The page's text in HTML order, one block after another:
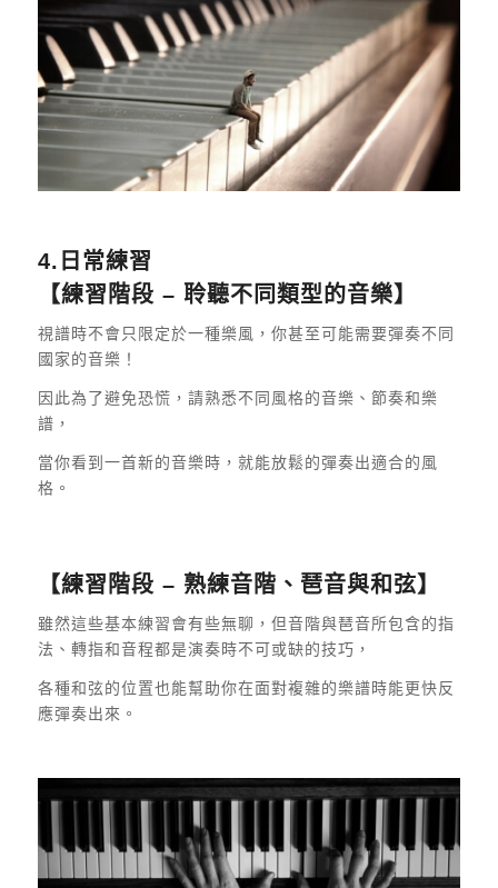
4.日常練習
【練習階段 – 聆聽不同類型的音樂】
視譜時不會只限定於一種樂風，你甚至可能需要彈奏不同
國家的音樂！
因此為了避免恐慌，請熟悉不同風格的音樂、節奏和樂
譜，
當你看到一首新的音樂時，就能放鬆的彈奏出適合的風
格。
【練習階段 – 熟練音階、琶音與和弦】
雖然這些基本練習會有些無聊，但音階與琶音所包含的指
法、轉指和音程都是演奏時不可或缺的技巧，
各種和弦的位置也能幫助你在面對複雜的樂譜時能更快反
應彈奏出來。